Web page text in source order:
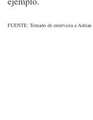
FUENTE: Tomado de entrevista a